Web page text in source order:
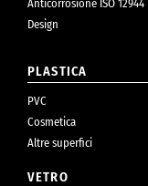
Anticorrosione ISO 12944
Design
PLASTICA
PVC
Cosmetica
Altre superfici
VETRO